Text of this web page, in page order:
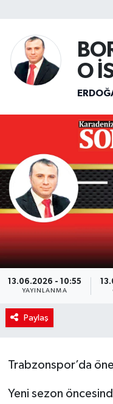
O
13.06.2026 - 10:55
YAYINLANMA
Paylaş
Trabzonspor’da
Yeni sezon
Teknoloji
TRABZON
TRABZONSPOR